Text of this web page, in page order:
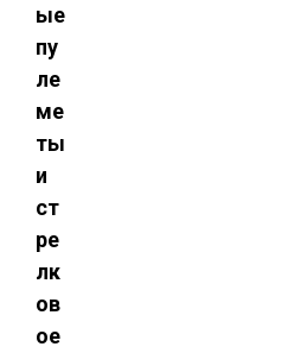
ые
пу
ле
ме
ты
и
ст
ре
лк
ов
ое